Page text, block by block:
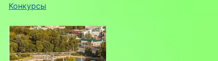
Конкурсы